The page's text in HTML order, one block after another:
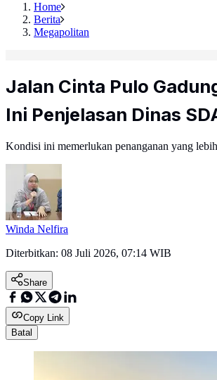
Home
Berita
Megapolitan
Jalan Cinta Pulo
Ini Penjelasan Dinas
Kondisi ini memerlukan penanganan yang
Winda Nelfira
Diterbitkan: 08 Juli 2026, 07:14 WIB
Share
Copy Link
Batal